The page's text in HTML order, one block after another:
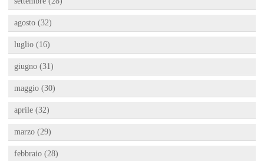
agosto (32)
luglio (16)
giugno (31)
maggio (30)
aprile (32)
marzo (29)
febbraio (28)